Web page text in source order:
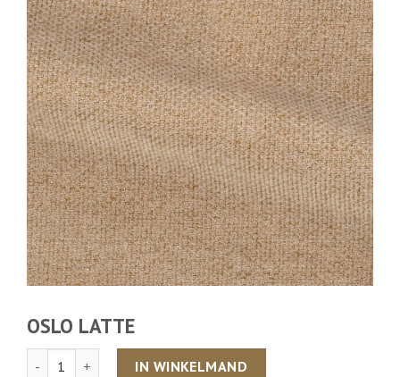
OSLO LATTE
Aantal IN WINKELMAND